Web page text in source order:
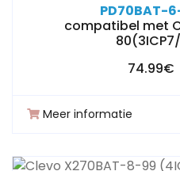
PD70BAT-
compatibel met
74.99€
Meer informatie